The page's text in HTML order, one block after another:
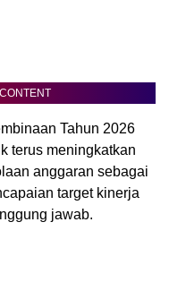
Tahun 2026
terus meningkatkan
anggaran sebagai
target kinerja
jawab.